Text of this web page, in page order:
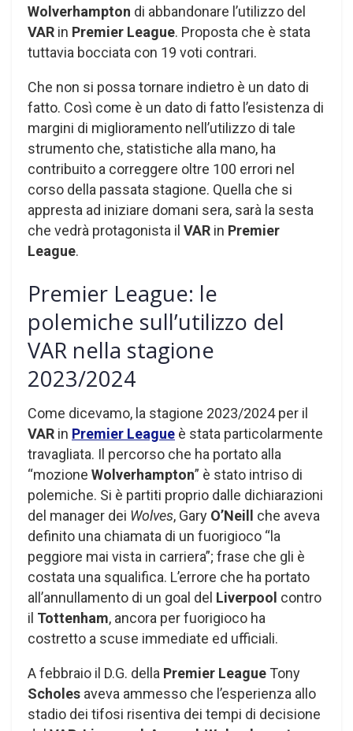
Wolverhampton di abbandonare l’utilizzo del
VAR in Premier League. Proposta che è stata
tuttavia bocciata con 19 voti contrari.
Che non si possa tornare indietro è un dato di
fatto. Così come è un dato di fatto l’esistenza di
margini di miglioramento nell’utilizzo di tale
strumento che, statistiche alla mano, ha
contribuito a correggere oltre 100 errori nel
corso della passata stagione. Quella che si
appresta ad iniziare domani sera, sarà la sesta
che vedrà protagonista il VAR in Premier
League.
Premier League: le
polemiche sull’utilizzo del
VAR nella stagione
2023/2024
Come dicevamo, la stagione 2023/2024 per il
VAR in Premier League è stata particolarmente
travagliata. Il percorso che ha portato alla
“mozione Wolverhampton” è stato intriso di
polemiche. Si è partiti proprio dalle dichiarazioni
del manager dei Wolves, Gary O’Neill
che aveva
definito una chiamata di un fuorigioco “la
peggiore mai vista in carriera”; frase che gli è
costata una squalifica. L’errore che ha portato
all’annullamento di un goal del Liverpool contro
il Tottenham, ancora per fuorigioco ha
costretto a scuse immediate ed ufficiali.
A febbraio il D.G. della Premier League Tony
Scholes aveva ammesso che l’esperienza allo
stadio dei tifosi risentiva dei tempi di decisione